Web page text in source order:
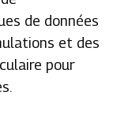
de données
et des
pour